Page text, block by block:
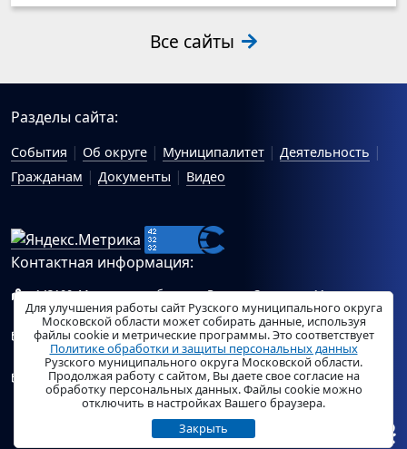
Все сайты
Разделы сайта:
События Об округе Муниципалитет
Деятельность
Гражданам
Документы Видео
Контактная информация:
143100, Московская область, г.Руза, ул.Солнцева, 11
Схема проезда
Общий отдел Администрации Рузского муниципального
округа:ruza_region_ruza@mosreg.ru.
Отдел по работе с обращениями граждан Администрации
Рузского муниципального округа:ruza_og_argo@mosreg.ru
Для улучшения работы сайт Рузского муниципального округа
Московской области может собирать данные, используя
файлы cookie и метрические программы. Это соответствует
Политике обработки и защиты персональных данных
Рузского муниципального округа Московской области.
Продолжая работу с сайтом, Вы даете свое согласие на
обработку персональных данных. Файлы cookie можно
отключить в настройках Вашего браузера.
Закрыть